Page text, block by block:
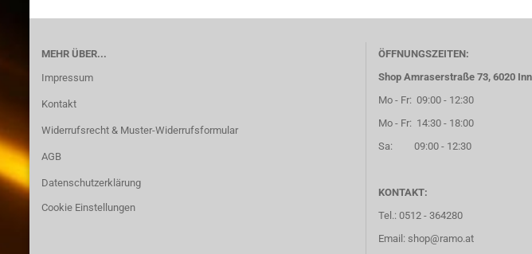
MEHR ÜBER...
Impressum
Kontakt
Widerrufsrecht & Muster-Widerrufsformular
AGB
Datenschutzerklärung
Cookie Einstellungen
ÖFFNUNGSZEITEN:
Shop Amraserstraße 73, 6020
Mo - Fr: 09:00 - 12:30
Mo - Fr: 14:30 - 18:00
Sa: 09:00 - 12:30
KONTAKT:
Tel.: 0512 - 364280
Email: shop@ramo.at